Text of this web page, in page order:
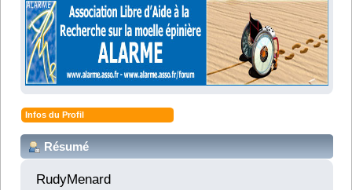
Infos du Profil
Résumé
RudyMenard